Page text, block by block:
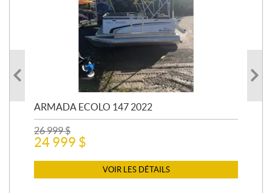
ARMADA ECOLO 147 2022
26 999$
24 999 $
VOIR LES DÉTAILS